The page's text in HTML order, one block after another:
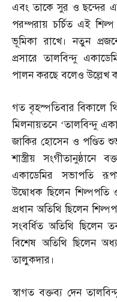
এবং তাকে সুর ও ছন্দের
পরম্পরায় চর্চিত এই
ভূমিকা রাখে। নতুন
প্রসারে তালবিন্দু
পালন করছে বলেও উল্লেখ
গত বৃহস্পতিবার বিকালে
মিলনায়তনে ‘তালবিন্দু
জাকির হোসেন ও পণ্ডিত
শাস্ত্রীয়
একাডেমির সভাপতি
উদ্বোধক ছিলেন
প্রধান অতিথি ছিলেন
সংবর্ধিত অতিথি ছিলেন
বিশেষ অতিথি ছিলেন
তালুকদার।
স্বাগত বক্তব্য দেন